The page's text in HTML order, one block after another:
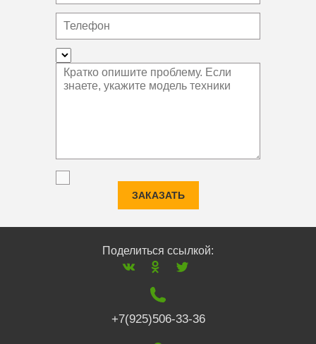
ЗАКАЗАТЬ
Поделиться ссылкой:
+7(925)506-33-36